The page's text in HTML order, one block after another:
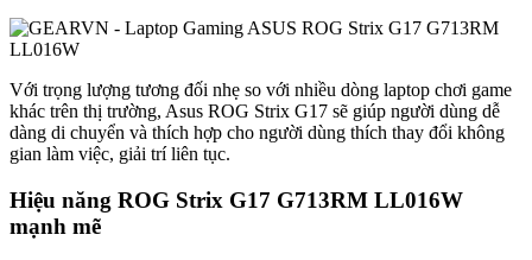
Với trọng lượng tương đối nhẹ so với nhiều dòng laptop chơi game
khác trên thị trường, Asus ROG Strix G17 sẽ giúp người dùng dễ
dàng di chuyển và thích hợp cho người dùng thích thay đổi không
gian làm việc, giải trí liên tục.
Hiệu năng ROG Strix G17 G713RM LL016W
mạnh mẽ